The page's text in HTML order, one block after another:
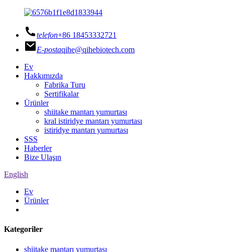
telefon+86 18453332721
E-postaqihe@qihebiotech.com
Ev
Hakkımızda
Fabrika Turu
Sertifikalar
Ürünler
shiitake mantarı yumurtası
kral istiridye mantarı yumurtası
istiridye mantarı yumurtası
SSS
Haberler
Bize Ulaşın
English
Ev
Ürünler
Kategoriler
shiitake mantarı yumurtası